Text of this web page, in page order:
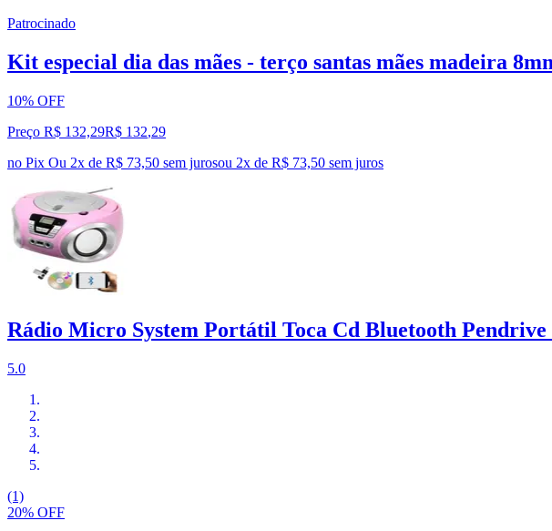
Patrocinado
Kit especial dia das mães - terço santas mães madeira
10% OFF
Preço R$ 132,29R$ 132,29
no Pix Ou 2x de R$ 73,50 sem jurosou 2x de R$ 73,50 sem juros
Rádio Micro System Portátil Toca Cd Bluetooth Pendrive
5.0
(1)
20% OFF